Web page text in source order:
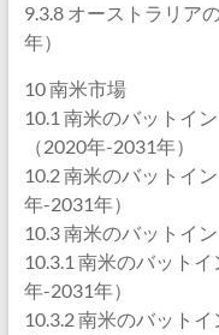
9.3.8 オーストラリア
年）
10 南米市場
10.1 南米のバットイ
（2020年-2031年）
10.2 南米のバットイ
年-2031年）
10.3 南米のバットイ
10.3.1 南米のバット
年-2031年）
10.3.2 南米のバット